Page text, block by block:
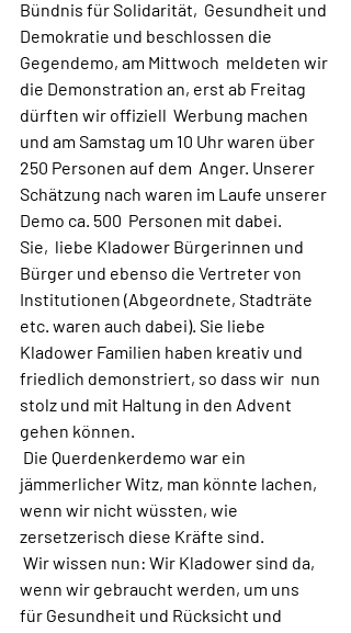
Bündnis für Solidarität,  Gesundheit und
Demokratie und beschlossen die
Gegendemo, am Mittwoch  meldeten wir
die Demonstration an, erst ab Freitag
dürften wir offiziell  Werbung machen
und am Samstag um 10 Uhr waren über
250 Personen auf dem  Anger. Unserer
Schätzung nach waren im Laufe unserer
Demo ca. 500  Personen mit dabei.
Sie,  liebe Kladower Bürgerinnen und
Bürger und ebenso die Vertreter von
Institutionen (Abgeordnete, Stadträte
etc. waren auch dabei). Sie liebe
Kladower Familien haben kreativ und
friedlich demonstriert, so dass wir  nun
stolz und mit Haltung in den Advent
gehen können.
jämmerlicher Witz, man könnte lachen,
wenn wir nicht wüssten, wie
zersetzerisch diese Kräfte sind.
wenn wir gebraucht werden, um uns
für Gesundheit und Rücksicht und